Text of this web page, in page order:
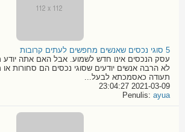
5 סוגי נכסים שאנשים מחפשים לעתים קרובות
עסק הנכסים אינו חדש לשמוע. אבל האם אתה יודע
לא הרבה אנשים יודעים שסוגי נכסים הם סחורות
תעודה כאסמכתא לבעל...
2021-03-09 23:04:27
Penulis: ayua